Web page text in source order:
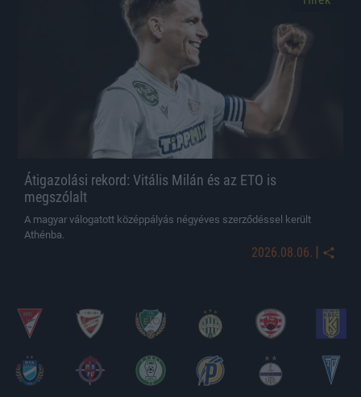
Átigazolási rekord: Vitális Milán és az ETO is
megszólalt
A magyar válogatott középpályás négyéves szerződéssel került
Athénba.
2026.08.06. |